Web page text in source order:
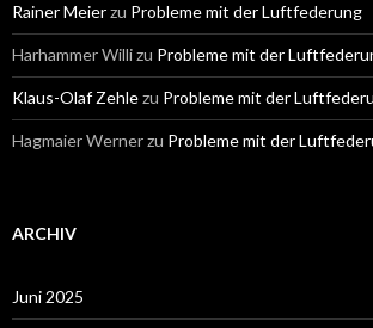
Rainer Meierzu Probleme mit der Luftfederung
Harhammer Willizu Probleme mit der
Klaus-Olaf Zehlezu Probleme mit der
Hagmaier Wernerzu Probleme mit der
ARCHIV
Juni 2025